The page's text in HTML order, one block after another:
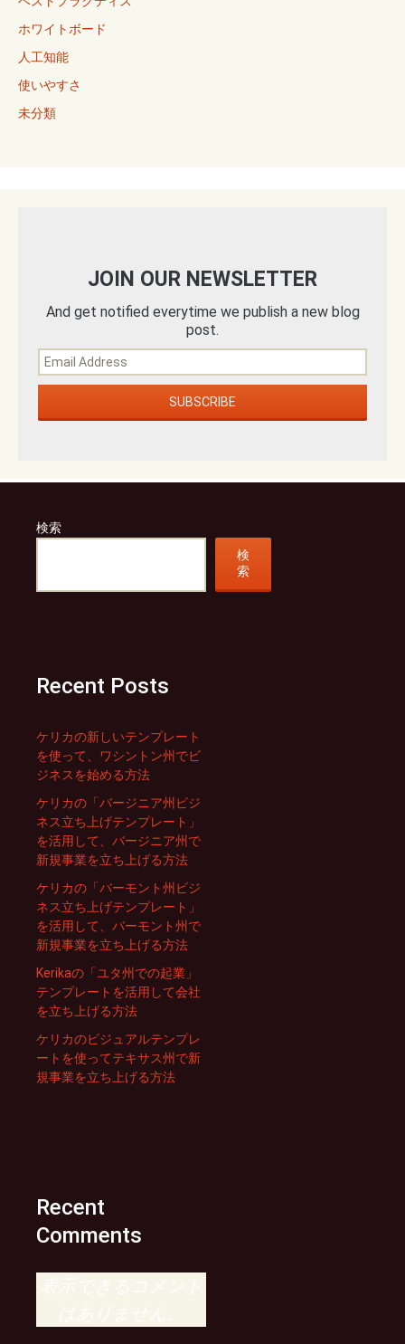
ホワイトボード
人工知能
使いやすさ
未分類
JOIN OUR NEWSLETTER
And get notified everytime we publish a new blog
post.
検索
検
索
Recent Posts
ケリカの新しいテンプレート
を使って、ワシントン州でビ
ジネスを始める方法
ケリカの「バージニア州ビジ
ネス立ち上げテンプレート」
を活用して、バージニア州で
新規事業を立ち上げる方法
ケリカの「バーモント州ビジ
ネス立ち上げテンプレート」
を活用して、バーモント州で
新規事業を立ち上げる方法
Kerikaの「ユタ州での起業」
テンプレートを活用して会社
を立ち上げる方法
ケリカのビジュアルテンプレ
ートを使ってテキサス州で新
規事業を立ち上げる方法
Recent
Comments
表示できるコメント
はありません。